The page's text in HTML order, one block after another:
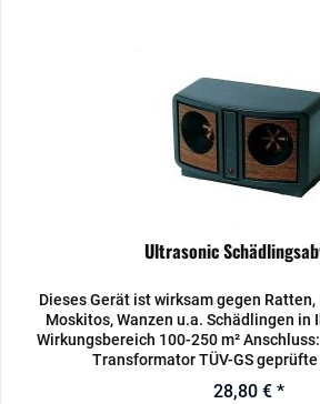
Ultrasonic
Dieses Gerät ist wirksam gegen
Moskitos, Wanzen u.a. Schädlingen in
Wirkungsbereich 100-250 m²
Transformator TÜV-GS
28,80 € *